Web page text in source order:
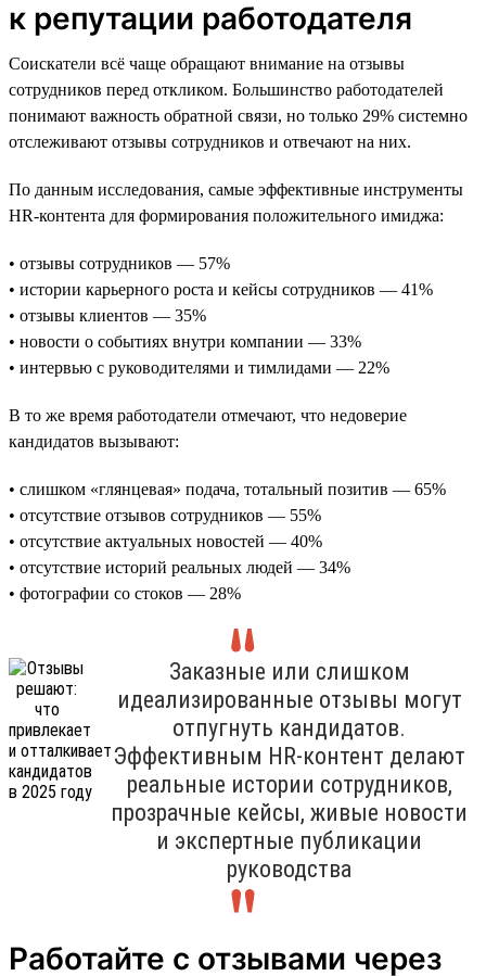
к репутации работодателя
Соискатели всё чаще обращают внимание на отзывы
сотрудников перед откликом. Большинство работодателей
понимают важность обратной связи, но только 29% системно
отслеживают отзывы сотрудников и отвечают на них.
По данным исследования, самые эффективные инструменты
HR-контента для формирования положительного имиджа:
• отзывы сотрудников — 57%
• истории карьерного роста и кейсы сотрудников — 41%
• отзывы клиентов — 35%
• новости о событиях внутри компании — 33%
• интервью с руководителями и тимлидами — 22%
В то же время работодатели отмечают, что недоверие
кандидатов вызывают:
• слишком «глянцевая» подача, тотальный позитив — 65%
• отсутствие отзывов сотрудников — 55%
• отсутствие актуальных новостей — 40%
• отсутствие историй реальных людей — 34%
• фотографии со стоков — 28%
Заказные или слишком
идеализированные отзывы могут
отпугнуть кандидатов.
Эффективным HR-контент делают
реальные истории сотрудников,
прозрачные кейсы, живые новости
и экспертные публикации
руководства
Работайте с отзывами через